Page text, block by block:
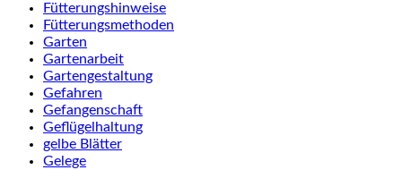
Fütterungshinweise
Fütterungsmethoden
Garten
Gartenarbeit
Gartengestaltung
Gefahren
Gefangenschaft
Geflügelhaltung
gelbe Blätter
Gelege